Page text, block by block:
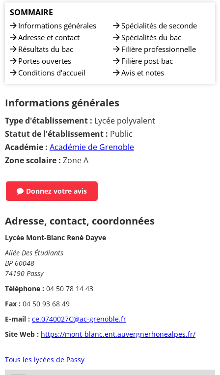
SOMMAIRE
Informations générales
Adresse et contact
Résultats du bac
Portes ouvertes
Conditions d'accueil
Spécialités de seconde
Spécialités du bac
Filière professionnelle
Filière post-bac
Avis et notes
Informations générales
Type d'établissement : Lycée polyvalent
Statut de l'établissement : Public
Académie : Académie de Grenoble
Zone scolaire : Zone A
Donnez votre avis
Adresse, contact, coordonnées
Lycée Mont-Blanc René Dayve
Allée Des Étudiants
BP 60048
74190 Passy
Téléphone : 04 50 78 14 43
Fax : 04 50 93 68 49
E-mail : ce.0740027C@ac-grenoble.fr
Site Web : https://mont-blanc.ent.auvergnerhonealpes.fr/
Tous les lycées de Passy